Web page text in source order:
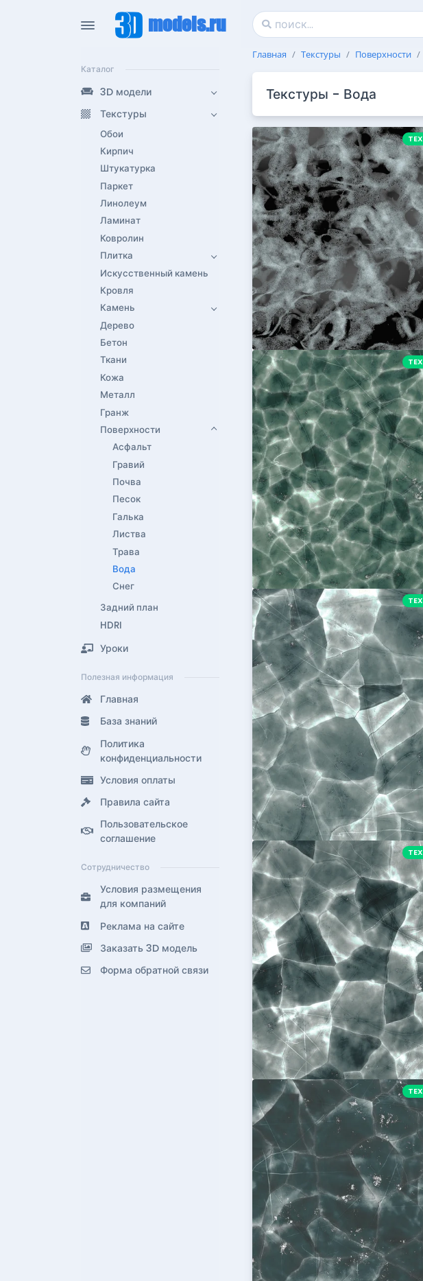
models.ru
Каталог
3D модели
Текстуры
Обои
Кирпич
Штукатурка
Паркет
Линолеум
Ламинат
Ковролин
Плитка
Искусственный камень
Кровля
Камень
Дерево
Бетон
Ткани
Кожа
Металл
Гранж
Поверхности
Асфальт
Гравий
Почва
Песок
Галька
Листва
Трава
Вода
Снег
Задний план
HDRI
Уроки
Полезная информация
Главная
База знаний
Политика
конфиденциальности
Условия оплаты
Правила сайта
Пользовательское
соглашение
Сотрудничество
Условия размещения
для компаний
Реклама на сайте
Заказать 3D модель
Форма обратной связи
Главная Текстуры Поверхности
Текстуры - Вода
TEX
TEX
TEX
TEX
TEX